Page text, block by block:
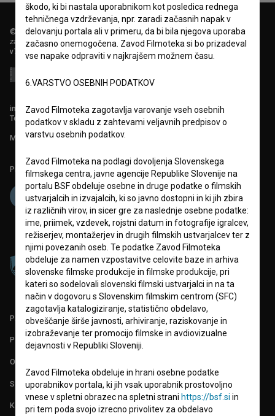
© 2018-2026, Filmoteka,
zavod za širjenje filmske kulture
v7.149.2
info@filmoteka.si
Tehnična pomoč: podpora@bsf.si
Mednarodna številka ISSN 2670-787X
Projekt sofinancira:
PARTNERJI
POGOJI UPORABE
O PROJEKTU
STATISTIKA
KONTAKT
škodo, ki bi nastala uporabnikom kot posledica rednega
tehničnega vzdrževanja, npr. zaradi začasnih napak v
delovanju portala ali v primeru, da bi bila njegova uporaba
začasno onemogočena. Zavod Filmoteka si bo prizadeval
vse napake odpraviti v najkrajšem možnem času.
6.VARSTVO OSEBNIH PODATKOV
Zavod Filmoteka zagotavlja varovanje vseh osebnih
podatkov v skladu z zahtevami veljavnih predpisov o
varstvu osebnih podatkov.
Zavod Filmoteka na podlagi dovoljenja Slovenskega
filmskega centra, javne agencije Republike Slovenije na
portalu BSF obdeluje osebne in druge podatke o filmskih
ustvarjalcih in izvajalcih, ki so javno dostopni in ki jih zbira
iz različnih virov, in sicer gre za naslednje osebne podatke:
ime, priimek, vzdevek, rojstni datum in fotografije igralcev,
režiserjev, montažerjev in drugih filmskih ustvarjalcev ter z
njimi povezanih oseb. Te podatke Zavod Filmoteka
obdeluje za namen vzpostavitve celovite baze in arhiva
slovenske filmske produkcije in filmske produkcije, pri
kateri so sodelovali slovenski filmski ustvarjalci in na ta
način v dogovoru s Slovenskim filmskim centrom (SFC)
zagotavlja katalogiziranje, statistično obdelavo,
obveščanje širše javnosti, arhiviranje, raziskovanje in
izobraževanje ter promocijo filmske in avdiovizualne
dejavnosti v Republiki Sloveniji.
Zavod Filmoteka obdeluje in hrani osebne podatke
uporabnikov portala, ki jih vsak uporabnik prostovoljno
vnese v spletni obrazec na spletni strani https://bsf.si in
pri tem poda svojo izrecno privolitev za obdelavo